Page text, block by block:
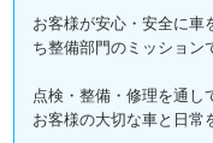
お客様が安心・安全に車
ち整備部門のミッション
点検・整備・修理を通し
お客様の大切な車と日常